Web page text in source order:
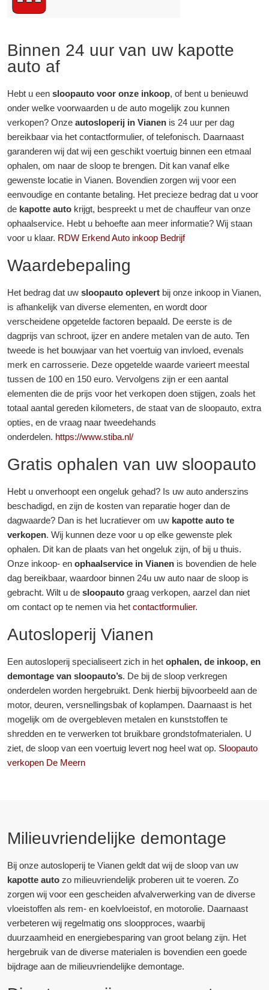
Binnen 24 uur van uw kapotte
auto af
Hebt u een sloopauto voor onze inkoop, of bent u benieuwd
onder welke voorwaarden u de auto mogelijk zou kunnen
verkopen? Onze autosloperij in Vianen is 24 uur per dag
bereikbaar via het contactformulier, of telefonisch. Daarnaast
garanderen wij dat wij een geschikt voertuig binnen een etmaal
ophalen, om naar de sloop te brengen. Dit kan vanaf elke
gewenste locatie in Vianen. Bovendien zorgen wij voor een
eenvoudige en contante betaling. Het precieze bedrag dat u voor
de kapotte auto krijgt, bespreekt u met de chauffeur van onze
ophaalservice. Hebt u behoefte aan meer informatie? Wij staan
voor u klaar. RDW Erkend Auto inkoop Bedrijf
Waardebepaling
Het bedrag dat uw sloopauto oplevert bij onze inkoop in Vianen,
is afhankelijk van diverse elementen, en wordt door
verscheidene opgetelde factoren bepaald. De eerste is de
dagprijs van schroot, ijzer en andere metalen van de auto. Ten
tweede is het bouwjaar van het voertuig van invloed, evenals
merk en carrosserie. Deze opgetelde waarde varieert meestal
tussen de 100 en 150 euro. Vervolgens zijn er een aantal
elementen die de prijs voor het verkopen doen stijgen, zoals het
totaal aantal gereden kilometers, de staat van de sloopauto, extra
opties, en de vraag naar tweedehands
onderdelen. https://www.stiba.nl/
Gratis ophalen van uw sloopauto
Hebt u onverhoopt een ongeluk gehad? Is uw auto anderszins
beschadigd, en zijn de kosten van reparatie hoger dan de
dagwaarde? Dan is het lucratiever om uw kapotte auto te
verkopen. Wij kunnen deze voor u op elke gewenste plek
ophalen. Dit kan de plaats van het ongeluk zijn, of bij u thuis.
Onze inkoop- en ophaalservice in Vianen is bovendien de hele
dag bereikbaar, waardoor binnen 24u uw auto naar de sloop is
gebracht. Wilt u de sloopauto graag verkopen, aarzel dan niet
om contact op te nemen via het contactformulier.
Autosloperij Vianen
Een autosloperij specialiseert zich in het ophalen, de inkoop, en
demontage van sloopauto’s. De bij de sloop verkregen
onderdelen worden hergebruikt. Denk hierbij bijvoorbeeld aan de
motor, deuren, versnellingsbak of koplampen. Daarnaast is het
mogelijk om de overgebleven metalen en kunststoffen te
shredden en te verwerken tot bruikbare grondstofmaterialen. U
ziet, de sloop van een voertuig levert nog heel wat op. Sloopauto
verkopen De Meern
Milieuvriendelijke demontage
Bij onze autosloperij te Vianen geldt dat wij de sloop van uw
kapotte auto zo milieuvriendelijk proberen uit te voeren. Zo
zorgen wij voor een gescheiden afvalverwerking van de diverse
vloeistoffen als rem- en koelvloeistof, en motorolie. Daarnaast
verbeteren wij regelmatig ons sloopproces, waarbij
duurzaamheid en energiebesparing van groot belang zijn. Het
hergebruik van de diverse materialen is bovendien een goede
bijdrage aan de milieuvriendelijke demontage.